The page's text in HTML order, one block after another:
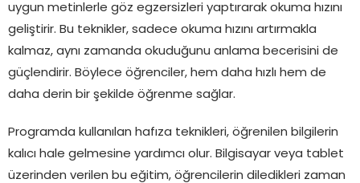
uygun metinlerle göz egzersizleri yaptırarak okuma hızını
geliştirir. Bu teknikler, sadece okuma hızını artırmakla
kalmaz, aynı zamanda okuduğunu anlama becerisini de
güçlendirir. Böylece öğrenciler, hem daha hızlı hem de
daha derin bir şekilde öğrenme sağlar.
Programda kullanılan hafıza teknikleri, öğrenilen bilgilerin
kalıcı hale gelmesine yardımcı olur. Bilgisayar veya tablet
üzerinden verilen bu eğitim, öğrencilerin diledikleri zaman